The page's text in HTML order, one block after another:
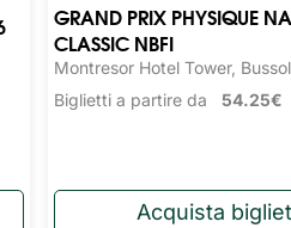
GRAND PRIX PHYSIQUE
CLASSIC NBFI
Montresor Hotel Tower,
Biglietti a partire da 54.25€